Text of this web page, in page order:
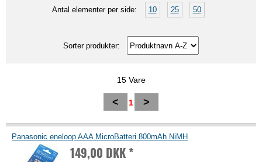
Antal elementer per side: 10 25 50
Sorter produkter:
15 Vare
< 1 >
Panasonic eneloop AAA MicroBatteri 800mAh NiMH
149,00 DKK *